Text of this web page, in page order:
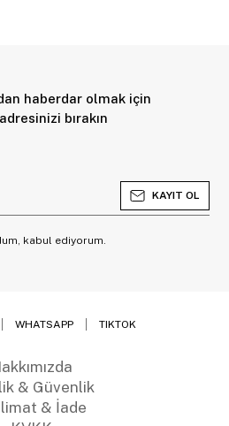
haberdar olmak için
bırakın
KAYIT OL
kabul ediyorum.
WHATSAPP TIKTOK
& Güvenlik
& İade